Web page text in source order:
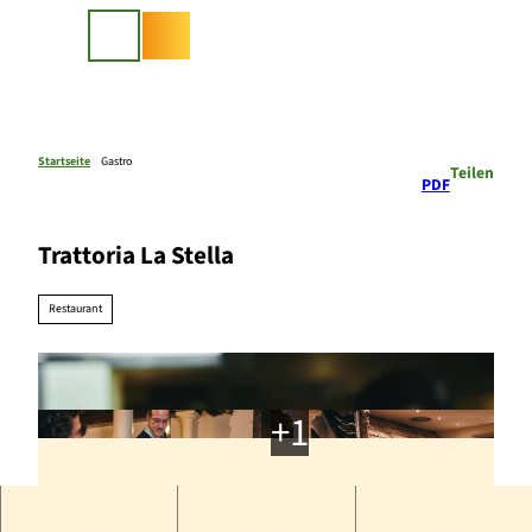
Startseite Gastro
PDF
Teilen
Trattoria La Stella
Restaurant